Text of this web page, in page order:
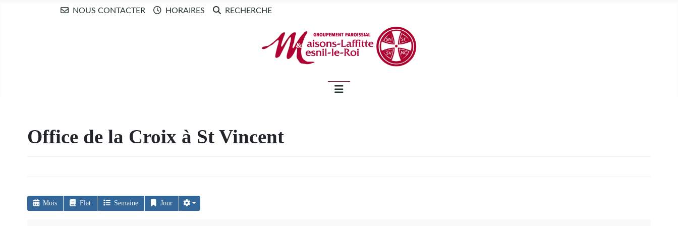
NOUS CONTACTER HORAIRES RECHERCHE
Office de la Croix à St Vincent
Mois Flat Semaine Jour